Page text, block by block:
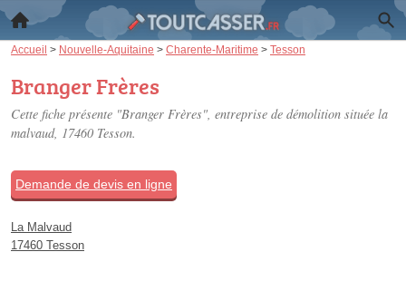
Accueil > Nouvelle-Aquitaine > Charente-Maritime > Tesson
Branger Frères
Cette fiche présente "Branger Frères", entreprise de démolition située la
malvaud, 17460 Tesson.
Demande de devis en ligne
La Malvaud
17460 Tesson